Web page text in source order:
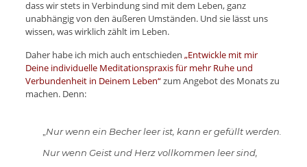
dass wir stets in Verbindung sind mit dem Leben, ganz
unabhängig von den äußeren Umständen. Und sie lässt uns
wissen, was wirklich zählt im Leben.
Daher habe ich mich auch entschieden „Entwickle mit mir
Deine individuelle Meditationspraxis für mehr Ruhe und
Verbundenheit in Deinem Leben“zum Angebot des Monats zu
machen. Denn:
Nur wenn ein Becher leer ist, kann er gefüllt werden.
Nur wenn Geist und Herz vollkommen leer sind,